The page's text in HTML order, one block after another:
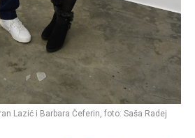
Lazić i Barbara Čeferin, foto: Saša Radej